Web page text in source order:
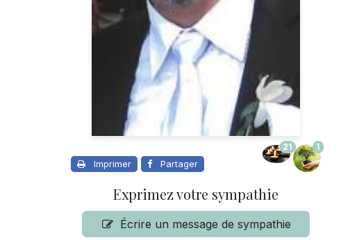
Imprimer Partager
21 1
Exprimez votre sympathie
Écrire un message de sympathie